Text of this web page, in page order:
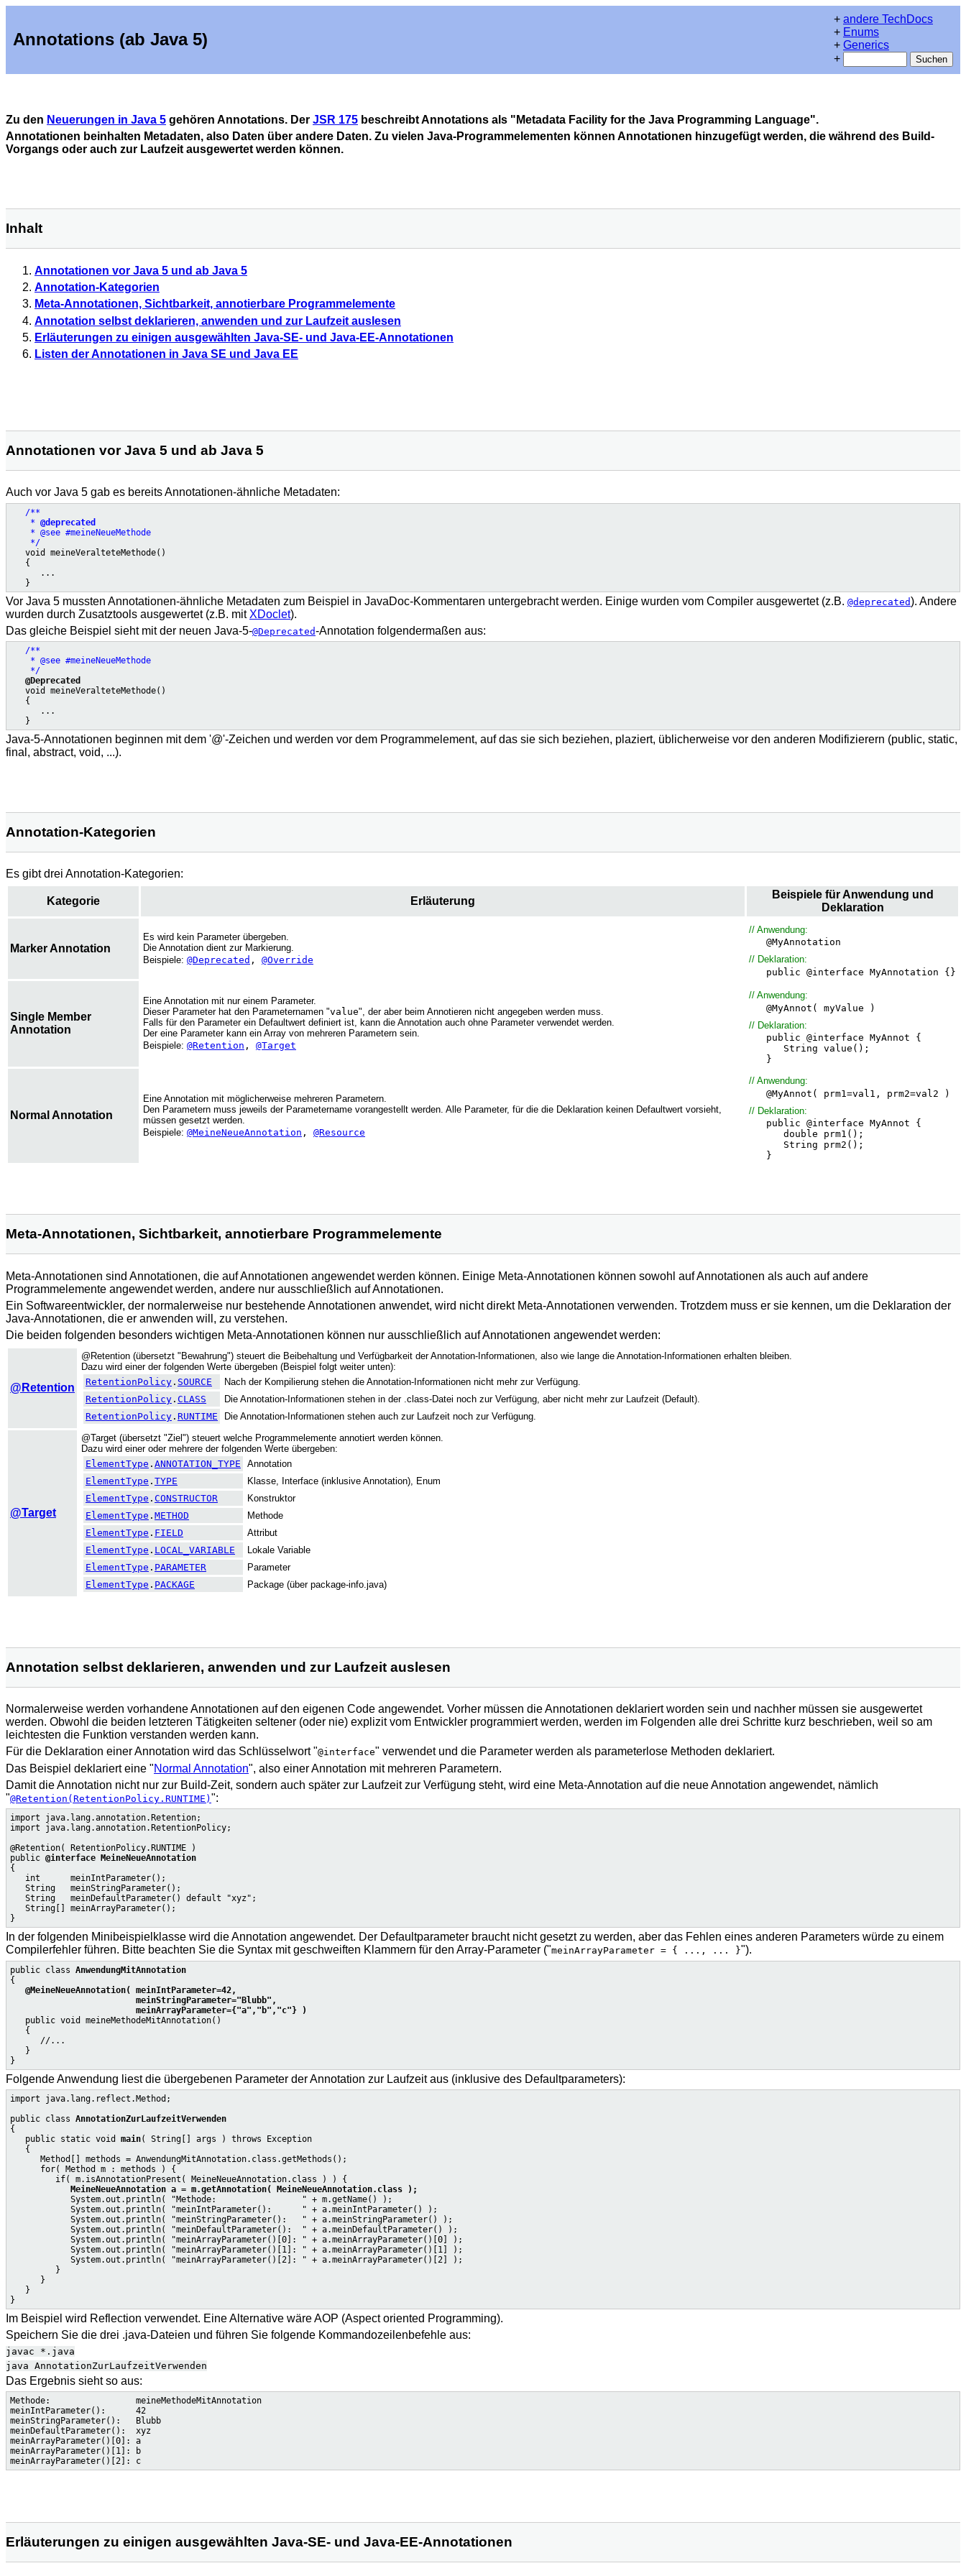
Annotations (ab Java 5)
+ andere TechDocs
+ Enums
+ Generics
+
Zu den Neuerungen in Java 5 gehören Annotations. Der JSR 175 beschreibt Annotations als "Metadata Facility for the Java Programming Language".
Annotationen beinhalten Metadaten, also Daten über andere Daten. Zu vielen Java-Programmelementen können Annotationen hinzugefügt werden, die während des Build-
Vorgangs oder auch zur Laufzeit ausgewertet werden können.
Inhalt
Annotationen vor Java 5 und ab Java 5
Annotation-Kategorien
Meta-Annotationen, Sichtbarkeit, annotierbare Programmelemente
Annotation selbst deklarieren, anwenden und zur Laufzeit auslesen
Erläuterungen zu einigen ausgewählten Java-SE- und Java-EE-Annotationen
Listen der Annotationen in Java SE und Java EE
Annotationen vor Java 5 und ab Java 5
Auch vor Java 5 gab es bereits Annotationen-ähnliche Metadaten:
/**
    *
@deprecated
    * @see #meineNeueMethode
    */
void meineVeralteteMethode()
   {
      ...
Vor Java 5 mussten Annotationen-ähnliche Metadaten zum Beispiel in JavaDoc-Kommentaren untergebracht werden. Einige wurden vom Compiler ausgewertet (z.B. @deprecated). Andere
wurden durch Zusatztools ausgewertet (z.B. mit XDoclet).
Das gleiche Beispiel sieht mit der neuen Java-5-@Deprecated-Annotation folgendermaßen aus:
/**
    * @see #meineNeueMethode
    */
@Deprecated
   void meineVeralteteMethode()
   {
      ...
Java-5-Annotationen beginnen mit dem '@'-Zeichen und werden vor dem Programmelement, auf das sie sich beziehen, plaziert, üblicherweise vor den anderen Modifizierern (public, static,
final, abstract, void, ...).
Annotation-Kategorien
Es gibt drei Annotation-Kategorien:
Kategorie Erläuterung
Beispiele für Anwendung und
Deklaration
Marker Annotation
Es wird kein Parameter übergeben.
Die Annotation dient zur Markierung.
Beispiele: @Deprecated , @Override
// Anwendung:
@MyAnnotation
// Deklaration:
public @interface MyAnnotation {}
Single Member
Annotation
Eine Annotation mit nur einem Parameter.
Dieser Parameter hat den Parameternamen "value", der aber beim Annotieren nicht angegeben werden muss.
Falls für den Parameter ein Defaultwert definiert ist, kann die Annotation auch ohne Parameter verwendet werden.
Der eine Parameter kann ein Array von mehreren Parametern sein.
Beispiele: @Retention , @Target
// Anwendung:
@MyAnnot( myValue )
// Deklaration:
public @interface MyAnnot {
String value();
}
Normal Annotation
Eine Annotation mit möglicherweise mehreren Parametern.
Den Parametern muss jeweils der Parametername vorangestellt werden. Alle Parameter, für die die Deklaration keinen Defaultwert vorsieht,
müssen gesetzt werden.
Beispiele: @MeineNeueAnnotation , @Resource
// Anwendung:
@MyAnnot( prm1=val1, prm2=val2 )
// Deklaration:
public @interface MyAnnot {
double prm1();
String prm2();
}
Meta-Annotationen, Sichtbarkeit, annotierbare Programmelemente
Meta-Annotationen sind Annotationen, die auf Annotationen angewendet werden können. Einige Meta-Annotationen können sowohl auf Annotationen als auch auf andere
Programmelemente angewendet werden, andere nur ausschließlich auf Annotationen.
Ein Softwareentwickler, der normalerweise nur bestehende Annotationen anwendet, wird nicht direkt Meta-Annotationen verwenden. Trotzdem muss er sie kennen, um die Deklaration der
Java-Annotationen, die er anwenden will, zu verstehen.
Die beiden folgenden besonders wichtigen Meta-Annotationen können nur ausschließlich auf Annotationen angewendet werden:
@Retention
@Retention (übersetzt "Bewahrung") steuert die Beibehaltung und Verfügbarkeit der Annotation-Informationen, also wie lange die Annotation-Informationen erhalten bleiben.
Dazu wird einer der folgenden Werte übergeben (Beispiel folgt weiter unten):
RetentionPolicy . SOURCE
Nach der Kompilierung stehen die Annotation-Informationen nicht mehr zur Verfügung.
RetentionPolicy . CLASS
Die Annotation-Informationen stehen in der .class-Datei noch zur Verfügung, aber nicht mehr zur Laufzeit (Default).
RetentionPolicy . RUNTIME Die Annotation-Informationen stehen auch zur Laufzeit noch zur Verfügung.
@Target
@Target (übersetzt "Ziel") steuert welche Programmelemente annotiert werden können.
Dazu wird einer oder mehrere der folgenden Werte übergeben:
ElementType . ANNOTATION_TYPE
Annotation
ElementType . TYPE
Klasse, Interface (inklusive Annotation), Enum
ElementType . CONSTRUCTOR
Konstruktor
ElementType . METHOD
Methode
ElementType . FIELD
Attribut
ElementType . LOCAL_VARIABLE
Lokale Variable
ElementType . PARAMETER
Parameter
ElementType . PACKAGE Package (über package-info.java)
Annotation selbst deklarieren, anwenden und zur Laufzeit auslesen
Normalerweise werden vorhandene Annotationen auf den eigenen Code angewendet. Vorher müssen die Annotationen deklariert worden sein und nachher müssen sie ausgewertet
werden. Obwohl die beiden letzteren Tätigkeiten seltener (oder nie) explizit vom Entwickler programmiert werden, werden im Folgenden alle drei Schritte kurz beschrieben, weil so am
leichtesten die Funktion verstanden werden kann.
Für die Deklaration einer Annotation wird das Schlüsselwort "@interface" verwendet und die Parameter werden als parameterlose Methoden deklariert.
Das Beispiel deklariert eine "Normal Annotation", also einer Annotation mit mehreren Parametern.
Damit die Annotation nicht nur zur Build-Zeit, sondern auch später zur Laufzeit zur Verfügung steht, wird eine Meta-Annotation auf die neue Annotation angewendet, nämlich
"@Retention(RetentionPolicy.RUNTIME) ":
import java.lang.annotation.Retention;
import java.lang.annotation.RetentionPolicy;
@Retention( RetentionPolicy.RUNTIME )
public @interface MeineNeueAnnotation
{
   int      meinIntParameter();
   String   meinStringParameter();
   String   meinDefaultParameter() default "xyz";
   String[] meinArrayParameter();
In der folgenden Minibeispielklasse wird die Annotation angewendet. Der Defaultparameter braucht nicht gesetzt zu werden, aber das Fehlen eines anderen Parameters würde zu einem
Compilerfehler führen. Bitte beachten Sie die Syntax mit geschweiften Klammern für den Array-Parameter ("meinArrayParameter = { ..., ... }").
public class AnwendungMitAnnotation
{
@MeineNeueAnnotation( meinIntParameter=42,
                         meinStringParameter="Blubb",
                         meinArrayParameter={"a","b","c"} )
public void meineMethodeMitAnnotation()
   {
      //...
   }
Folgende Anwendung liest die übergebenen Parameter der Annotation zur Laufzeit aus (inklusive des Defaultparameters):
import java.lang.reflect.Method;
public class AnnotationZurLaufzeitVerwenden
{
   public static void
main( String[] args ) throws Exception
   {
      Method[] methods = AnwendungMitAnnotation.class.getMethods();
      for( Method m : methods ) {
         if( m.isAnnotationPresent( MeineNeueAnnotation.class ) ) {
MeineNeueAnnotation a = m.getAnnotation( MeineNeueAnnotation.class );
            System.out.println( "Methode:                 " + m.getName() );
            System.out.println( "meinIntParameter():      " + a.meinIntParameter() );
            System.out.println( "meinStringParameter():   " + a.meinStringParameter() );
            System.out.println( "meinDefaultParameter():  " + a.meinDefaultParameter() );
            System.out.println( "meinArrayParameter()[0]: " + a.meinArrayParameter()[0] );
            System.out.println( "meinArrayParameter()[1]: " + a.meinArrayParameter()[1] );
            System.out.println( "meinArrayParameter()[2]: " + a.meinArrayParameter()[2] );
         }
      }
   }
Im Beispiel wird Reflection verwendet. Eine Alternative wäre AOP (Aspect oriented Programming).
Speichern Sie die drei .java-Dateien und führen Sie folgende Kommandozeilenbefehle aus:
javac *.java
java AnnotationZurLaufzeitVerwenden
Das Ergebnis sieht so aus:
Methode:                 meineMethodeMitAnnotation
meinIntParameter():      42
meinStringParameter():   Blubb
meinDefaultParameter():  xyz
meinArrayParameter()[0]: a
meinArrayParameter()[1]: b
Erläuterungen zu einigen ausgewählten Java-SE- und Java-EE-Annotationen